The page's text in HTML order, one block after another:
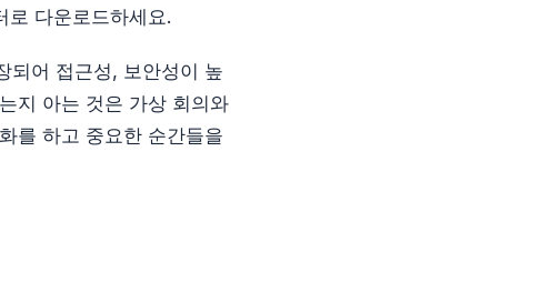
로 다운로드하세요.
되어 접근성, 보안성이 높
지 아는 것은 가상 회의와
를 하고 중요한 순간들을